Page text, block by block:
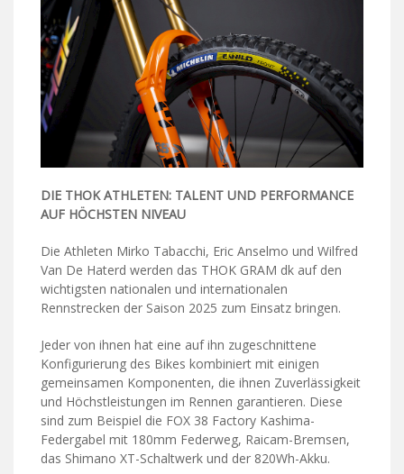
DIE THOK ATHLETEN: TALENT UND PERFORMANCE
AUF HÖCHSTEN NIVEAU
Die Athleten Mirko Tabacchi, Eric Anselmo und Wilfred
Van De Haterd werden das THOK GRAM dk auf den
wichtigsten nationalen und internationalen
Rennstrecken der Saison 2025 zum Einsatz bringen.
Jeder von ihnen hat eine auf ihn zugeschnittene
Konfigurierung des Bikes kombiniert mit einigen
gemeinsamen Komponenten, die ihnen Zuverlässigkeit
und Höchstleistungen im Rennen garantieren. Diese
sind zum Beispiel die FOX 38 Factory Kashima-
Federgabel mit 180mm Federweg, Raicam-Bremsen,
das Shimano XT-Schaltwerk und der 820Wh-Akku.